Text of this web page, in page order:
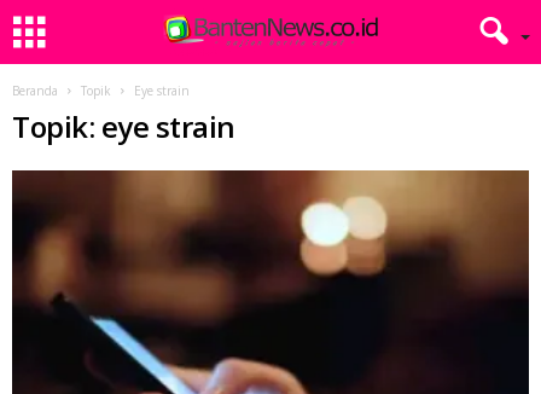
Beranda Topik Eye strain
Topik: eye strain